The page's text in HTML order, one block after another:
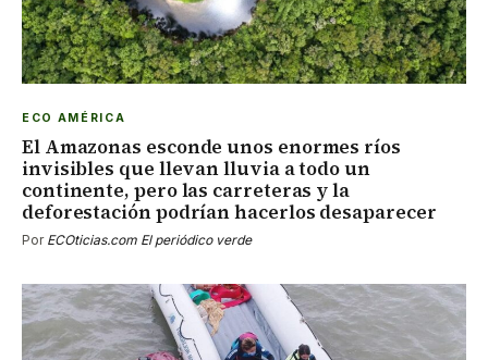
ECO AMÉRICA
El Amazonas esconde unos enormes ríos
invisibles que llevan lluvia a todo un
continente, pero las carreteras y la
deforestación podrían hacerlos desaparecer
Por ECOticias.com El periódico verde